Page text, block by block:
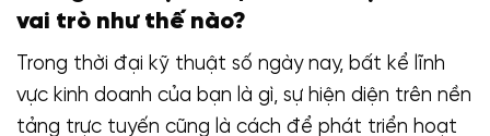
vai trò như thế nào?
Trong thời đại kỹ thuật số ngày nay, bất kể lĩnh
vực kinh doanh của bạn là gì, sự hiện diện trên nền
tảng trực tuyến cũng là cách để phát triển hoạt